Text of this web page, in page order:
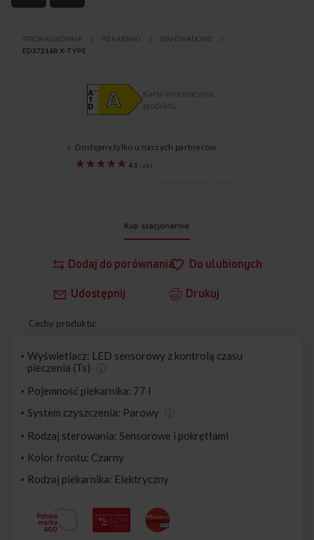
początek
STRONA GŁÓWNA PIEKARNIKI
STANDARDOWE
ED37216B X-TYPE
Dodaj do porównania Do ulubionych
Udostępnij Drukuj
4.9 ( 23 )
Karta informacyjna
produktu
Dostępny tylko u naszych partnerów
Kup stacjonarnie
Cechy produktu:
Wyświetlacz: LED sensorowy z kontrolą czasu
pieczenia (Ts)
Pojemność piekarnika: 77 l
System czyszczenia: Parowy
Rodzaj sterowania: Sensorowe i pokrętłami
Kolor frontu: Czarny
Rodzaj piekarnika: Elektryczny